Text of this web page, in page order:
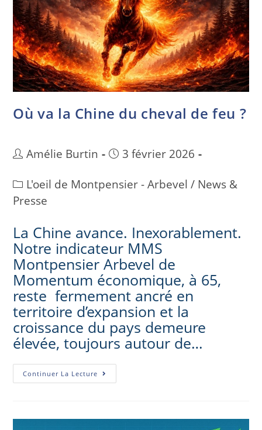
Où va la Chine du cheval de feu ?
Amélie Burtin
3 février 2026
L'oeil de Montpensier - Arbevel / News &
Presse
La Chine avance. Inexorablement.
Notre indicateur MMS
Montpensier Arbevel de
Momentum économique, à 65,
reste fermement ancré en
territoire d’expansion et la
croissance du pays demeure
élevée, toujours autour de…
Continuer La Lecture